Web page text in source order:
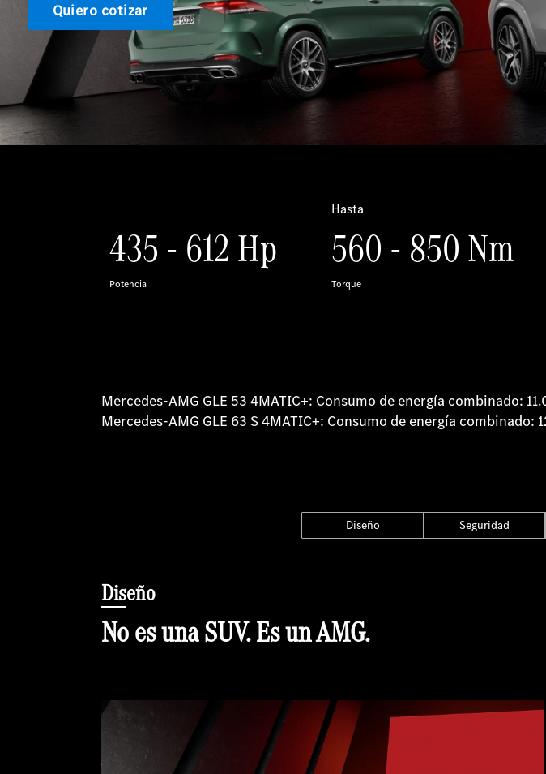
Quiero cotizar
435 - 612 Hp
Potencia
Hasta
560 - 850 Nm
Torque
Mercedes-AMG GLE 53 4MATIC+: Consumo de energía combinado:
Mercedes-AMG GLE 63 S 4MATIC+: Consumo de energía
Diseño Seguridad
Diseño
No es una SUV. Es un AMG.